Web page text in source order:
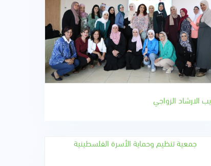
الارشاد الزواجي